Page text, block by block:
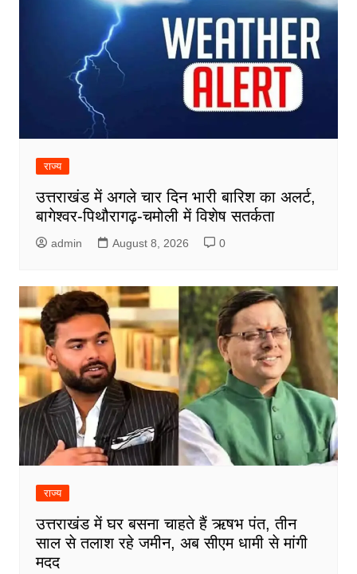
राज्य
उत्तराखंड में अगले चार दिन भारी बारिश का अलर्ट,
बागेश्वर-पिथौरागढ़-चमोली में विशेष सतर्कता
admin August 8, 2026 0
राज्य
उत्तराखंड में घर बसना चाहते हैं ऋषभ पंत, तीन
साल से तलाश रहे जमीन, अब सीएम धामी से मांगी
मदद